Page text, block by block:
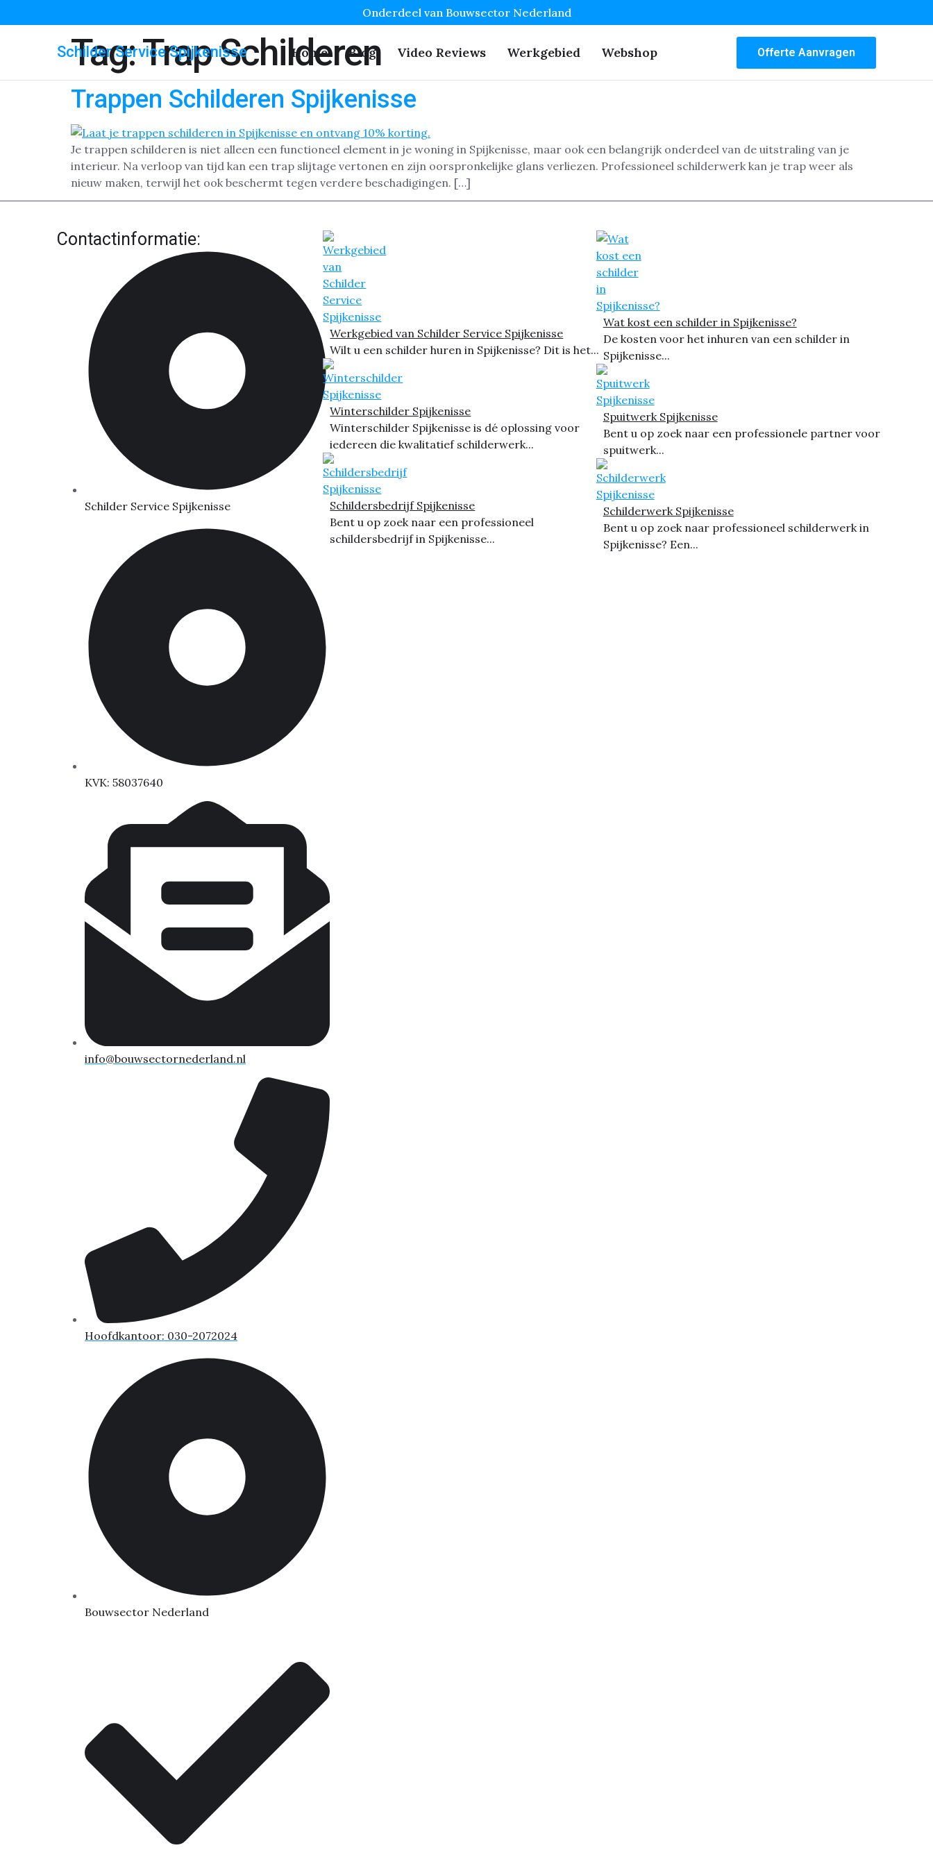
Onderdeel van Bouwsector Nederland
Schilder Service Spijkenisse Home Blog Video Reviews Werkgebied Webshop Offerte Aanvragen
Tag:Trap Schilderen
Trappen Schilderen Spijkenisse
Je trappen schilderen is niet alleen een functioneel element in je woning in Spijkenisse, maar ook een belangrijk onderdeel van de uitstraling van je
interieur. Na verloop van tijd kan een trap slijtage vertonen en zijn oorspronkelijke glans verliezen. Professioneel schilderwerk kan je trap weer als
nieuw maken, terwijl het ook beschermt tegen verdere beschadigingen. […]
Contactinformatie:
Schilder Service Spijkenisse
KVK: 58037640
info@bouwsectornederland.nl
Hoofdkantoor: 030-2072024
Bouwsector Nederland
Werkgebied van Schilder Service Spijkenisse
Wilt u een schilder huren in Spijkenisse? Dit is het...
Winterschilder Spijkenisse
Winterschilder Spijkenisse is dé oplossing voor
iedereen die kwalitatief schilderwerk...
Schildersbedrijf Spijkenisse
Bent u op zoek naar een professioneel
schildersbedrijf in Spijkenisse...
Wat kost een schilder in Spijkenisse?
De kosten voor het inhuren van een schilder in
Spijkenisse...
Spuitwerk Spijkenisse
Bent u op zoek naar een professionele partner voor
spuitwerk...
Schilderwerk Spijkenisse
Bent u op zoek naar professioneel schilderwerk in
Spijkenisse? Een...